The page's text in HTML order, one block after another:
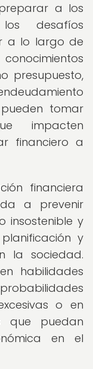
a los
desafíos
a lo largo de
presupuesto,
tomar
impacten
financiero a
financiera
a prevenir
insostenible y
y
la sociedad.
habilidades
o en
que puedan
en el